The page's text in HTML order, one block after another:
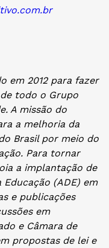
em 2012 para fazer
todo o Grupo
A missão do
a melhoria da
Brasil por meio do
Para tornar
a implantação de
(ADE) em
e publicações
em
e Câmara de
propostas de lei e